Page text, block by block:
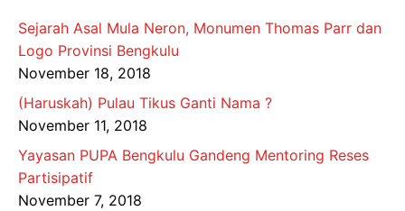
Sejarah Asal Mula Neron, Monumen Thomas Parr dan
Logo Provinsi Bengkulu
November 18, 2018
(Haruskah) Pulau Tikus Ganti Nama ?
November 11, 2018
Yayasan PUPA Bengkulu Gandeng Mentoring Reses
Partisipatif
November 7, 2018